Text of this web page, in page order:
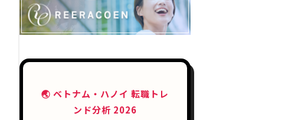
🌏 ベトナム・ハノイ 転職トレ
ンド分析 2026